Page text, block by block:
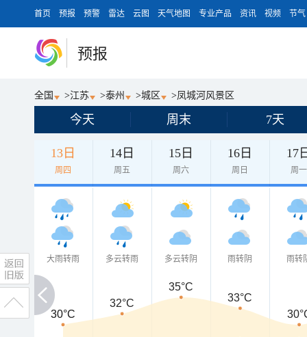
首页 预报 预警 雷达 云图 天气地图 专业产品 资讯 视频 节气
预报
全国 >江苏 >泰州 >城区 >凤城河风景区
今天 周末 7天
13日
周四
14日
周五
15日
周六
16日
周日
17
周一
大雨转雨 多云转雨 多云转阴 雨转阴 雨转
30°C
30°C
32°C
35°C
33°C